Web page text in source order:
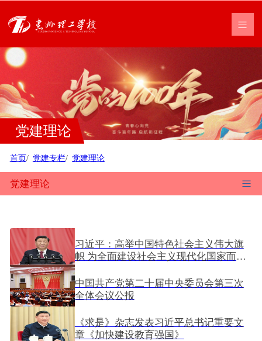
党建理论
首页 党建专栏 党建理论
党建理论
习近平：高举中国特色社会主义伟大旗
帜 为全面建设社会主义现代化国家而团
结奋斗——在中国共产党第二十次全国
代表大会上的报告
2025-07-04
中国共产党第二十届中央委员会第三次
全体会议公报
2025-07-09
《求是》杂志发表习近平总书记重要文
章《加快建设教育强国》